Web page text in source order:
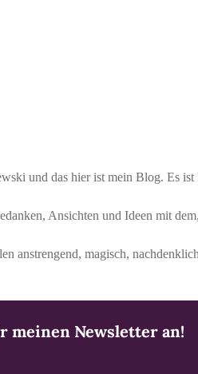
und das hier ist mein Blog. Es
Ansichten und Ideen mit
anstrengend, magisch,
meinen Newsletter an!